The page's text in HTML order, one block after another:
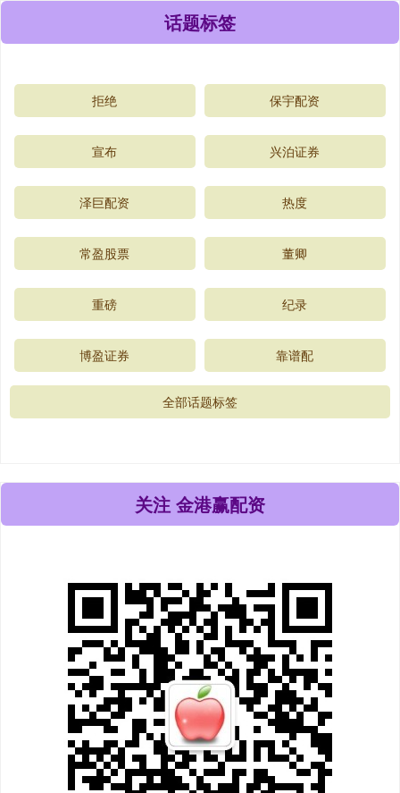
话题标签
拒绝 保宇配资
宣布 兴泊证券
泽巨配资 热度
常盈股票 董卿
重磅 纪录
博盈证券 靠谱配
全部话题标签
关注 金港赢配资